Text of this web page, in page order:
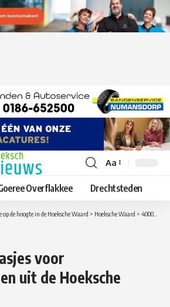
Lettergrootte
aanpassen
Aa
Overflakkee Drechtsteden
de hoogte in de Hoeksche Waard > Hoeksche Waard > 4000 kunsttasjes voor schoolkinderen uit de Hoeksche Waard
voor
uit de Hoeksche